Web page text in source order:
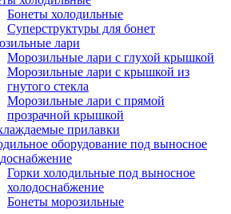
Бонеты холодильные
Суперструктуры для бонет
лари
Морозильные лари с глухой крышкой
Морозильные лари с крышкой из
гнутого стекла
Морозильные лари с прямой
прозрачной крышкой
прилавки
оборудование под выносное
Горки холодильные под выносное
холодоснабжение
Бонеты морозильные